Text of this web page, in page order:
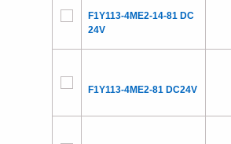
F1Y113-4ME2-14-81 DC
24V
F1Y113-4ME2-81 DC24V